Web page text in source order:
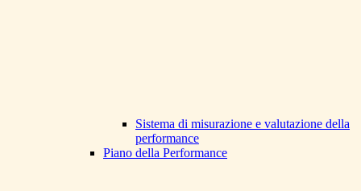
Sistema di misurazione e valutazione della
performance
Piano della Performance